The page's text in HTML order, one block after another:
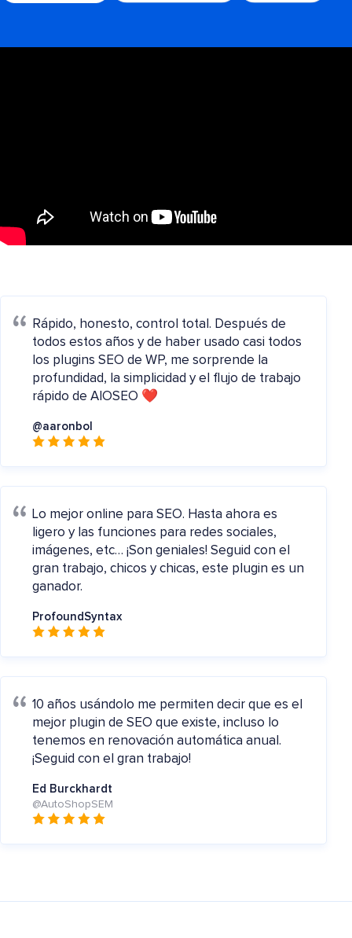
Rápido, honesto, control total. Después de
todos estos años y de haber usado casi todos
los plugins SEO de WP, me sorprende la
profundidad, la simplicidad y el flujo de trabajo
rápido de AIOSEO ❤️
@aaronbol
Lo mejor online para SEO. Hasta ahora es
ligero y las funciones para redes sociales,
imágenes, etc… ¡Son geniales! Seguid con el
gran trabajo, chicos y chicas, este plugin es un
ganador.
ProfoundSyntax
10 años usándolo me permiten decir que es el
mejor plugin de SEO que existe, incluso lo
tenemos en renovación automática anual.
¡Seguid con el gran trabajo!
Ed Burckhardt
@AutoShopSEM